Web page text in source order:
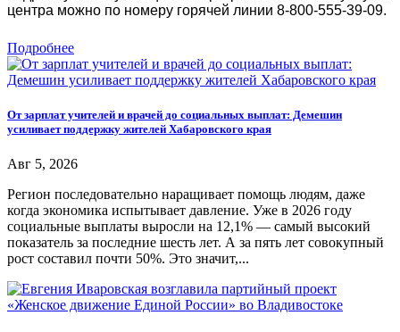
центра можно по номеру горячей линии 8-800-555-39-09.
Подробнее
От зарплат учителей и врачей до социальных выплат: Демешин
усиливает поддержку жителей Хабаровского края
Авг 5, 2026
Регион последовательно наращивает помощь людям, даже
когда экономика испытывает давление. Уже в 2026 году
социальные выплаты выросли на 12,1% — самый высокий
показатель за последние шесть лет. А за пять лет совокупный
рост составил почти 50%. Это значит,...